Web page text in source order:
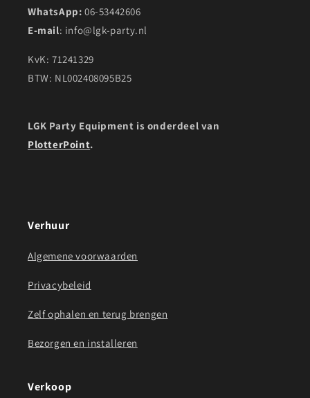
WhatsApp: 06-53442606
E-mail: info@lgk-party.nl
KvK: 71241329
BTW: NL002408095B25
LGK Party Equipment is onderdeel van
PlotterPoint.
Verhuur
Algemene voorwaarden
Privacybeleid
Zelf ophalen en terug brengen
Bezorgen en installeren
Verkoop